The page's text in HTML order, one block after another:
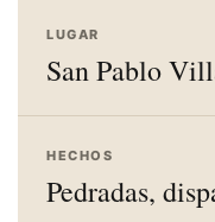
LUGAR
San Pablo
HECHOS
Pedradas,